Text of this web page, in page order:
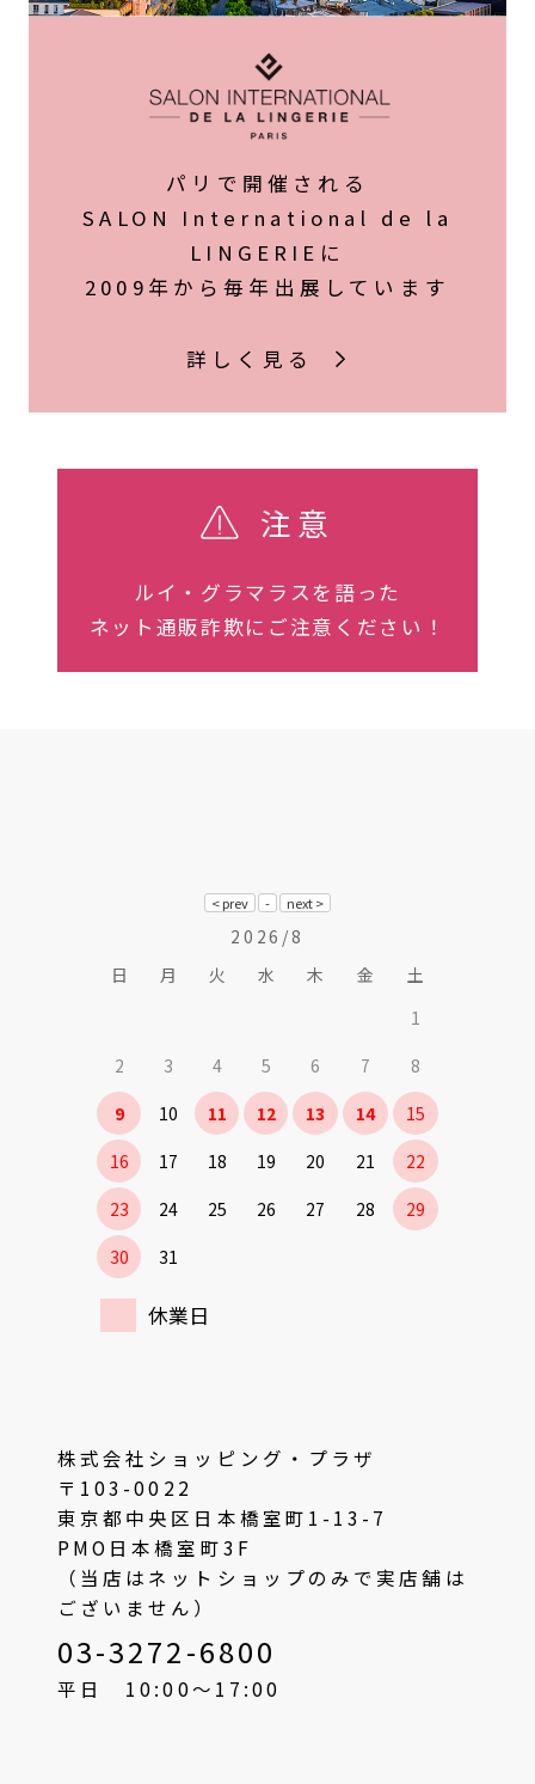
パリで開催される
SALON International de la
LINGERIEに
2009年から毎年出展しています
詳しく見る
注意
ルイ・グラマラスを語った
ネット通販詐欺にご注意ください！
2026/8
日
月 火 水 木 金
土
1
2
3 4 5 6 7
8
9
10 11 12 13 14
15
16
17 18 19 20 21
22
23
24 25 26 27 28
29
30
31
休業日
株式会社ショッピング・プラザ
〒103-0022
東京都中央区日本橋室町1-13-7
PMO日本橋室町3F
（当店はネットショップのみで実店舗は
ございません）
03-3272-6800
平日 10:00〜17:00